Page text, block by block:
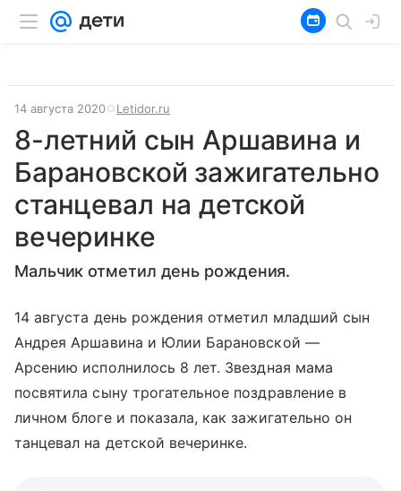
14 августа 2020 Letidor.ru
8-летний сын Аршавина и
Барановской зажигательно
станцевал на детской
вечеринке
Мальчик отметил день рождения.
14 августа день рождения отметил младший сын
Андрея Аршавина и Юлии Барановской —
Арсению исполнилось 8 лет. Звездная мама
посвятила сыну трогательное поздравление в
личном блоге и показала, как зажигательно он
танцевал на детской вечеринке.